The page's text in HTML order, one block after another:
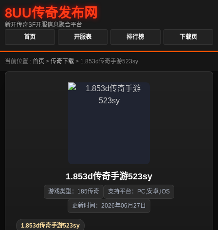
8UU传奇发布网
新开传奇SF开服信息聚合平台
首页
开服表 排行榜 下载页
当前位置 : 首页 > 传奇下载 > 1.853d传奇手游523sy
1.853d传奇手游523sy
游戏类型：185传奇 支持平台：PC,安卓,iOS
更新时间：2026年06月27日
1.853d传奇手游523sy